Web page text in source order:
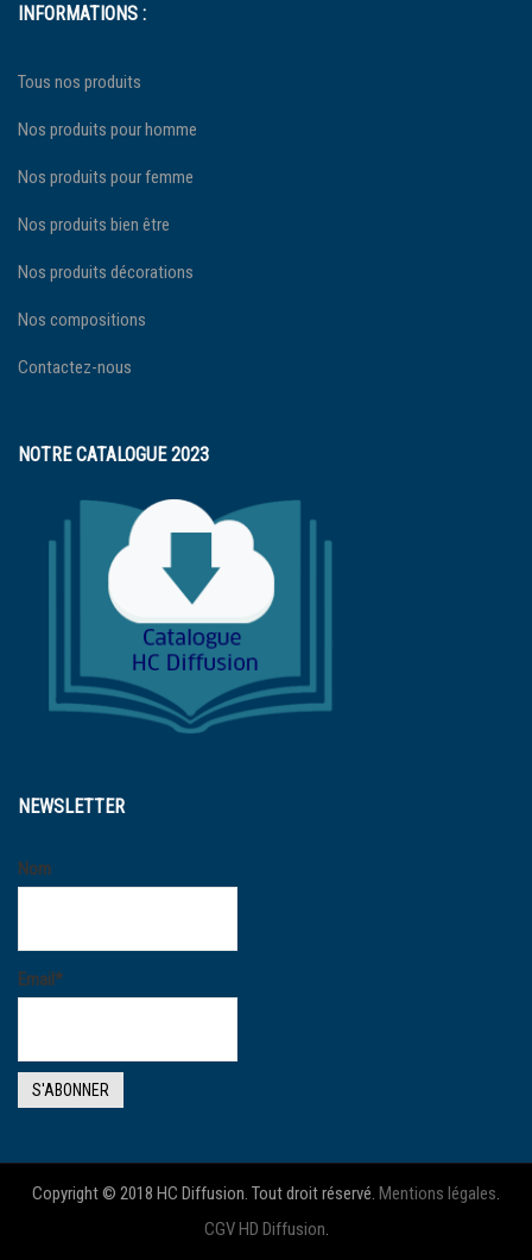
INFORMATIONS :
Tous nos produits
Nos produits pour homme
Nos produits pour femme
Nos produits bien être
Nos produits décorations
Nos compositions
Contactez-nous
NOTRE CATALOGUE 2023
NEWSLETTER
Nom
Email*
Copyright © 2018 HC Diffusion. Tout droit réservé. Mentions légales
CGV HD Diffusion